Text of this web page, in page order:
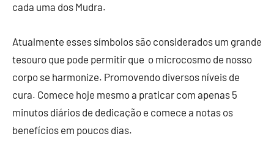
cada uma dos Mudra.
Atualmente esses símbolos são considerados um grande
tesouro que pode permitir que o microcosmo de nosso
corpo se harmonize. Promovendo diversos níveis de
cura. Comece hoje mesmo a praticar com apenas 5
minutos diários de dedicação e comece a notas os
benefícios em poucos dias.